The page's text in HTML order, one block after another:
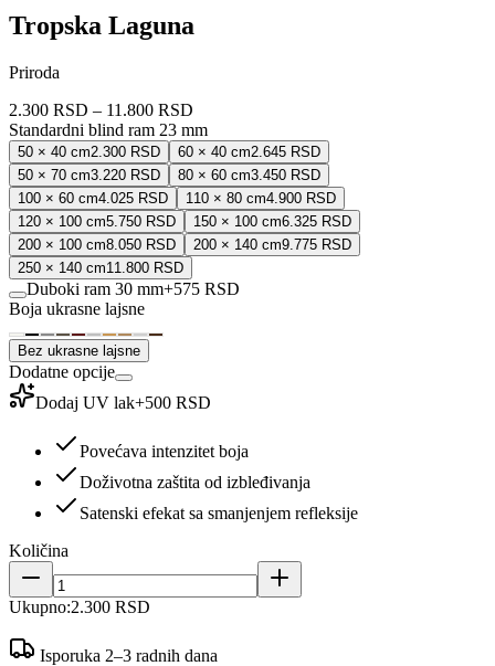
Tropska Laguna
Priroda
2.300 RSD – 11.800 RSD
Standardni blind ram 23 mm
50 × 40 cm2.300 RSD 60 × 40 cm2.645 RSD
50 × 70 cm3.220 RSD 80 × 60 cm3.450 RSD
100 × 60 cm4.025 RSD 110 × 80 cm4.900 RSD
120 × 100 cm5.750 RSD 150 × 100 cm6.325 RSD
200 × 100 cm8.050 RSD 200 × 140 cm9.775 RSD
250 × 140 cm11.800 RSD
Duboki ram 30 mm+575 RSD
Boja ukrasne lajsne
Bez ukrasne lajsne
Dodatne opcije
Dodaj UV lak+500 RSD
Povećava intenzitet boja
Doživotna zaštita od izbleđivanja
Satenski efekat sa smanjenjem refleksije
Količina
Ukupno:2.300 RSD
Isporuka 2–3 radnih dana